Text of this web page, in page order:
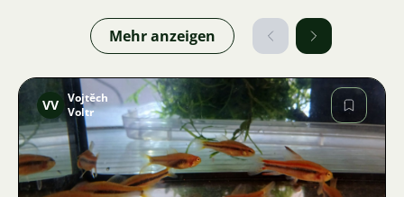
Mehr anzeigen
Bild
VV Vojtěch
Voltr